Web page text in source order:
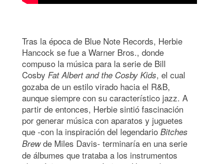
Tras la época de Blue Note Records, Herbie
Hancock se fue a Warner Bros., donde
compuso la música para la serie de Bill
Cosby Fat Albert and the Cosby Kids, el cual
gozaba de un estilo virado hacia el R&B,
aunque siempre con su característico jazz. A
partir de entonces, Herbie sintió fascinación
por generar música con aparatos y juguetes
que -con la inspiración del legendario Bitches
Brewde Miles Davis- terminaría en una serie
de álbumes que trataba a los instrumentos